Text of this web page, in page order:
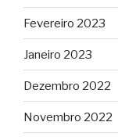
Fevereiro 2023
Janeiro 2023
Dezembro 2022
Novembro 2022